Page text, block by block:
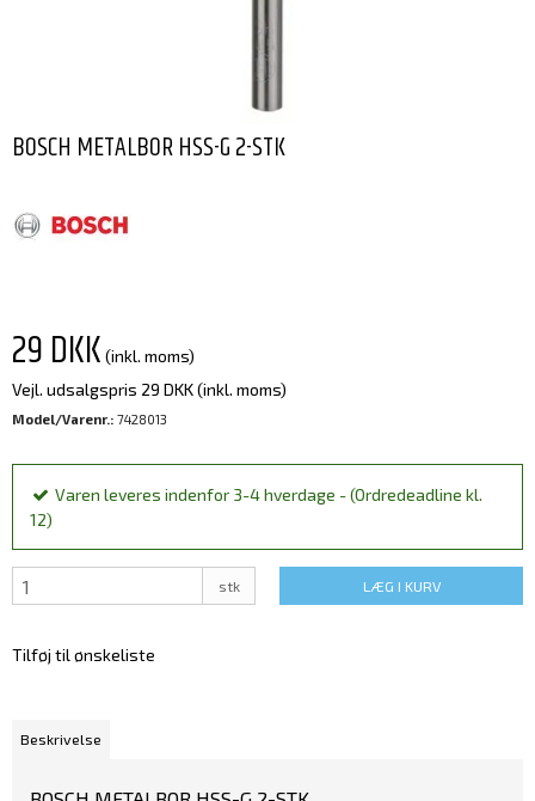
BOSCH METALBOR HSS-G 2-STK
29 DKK (inkl. moms)
Vejl. udsalgspris 29 DKK(inkl. moms)
Model/Varenr.: 7428013
Varen leveres indenfor 3-4 hverdage - (Ordredeadline kl.
12)
stk LÆG I KURV
Tilføj til ønskeliste
Beskrivelse